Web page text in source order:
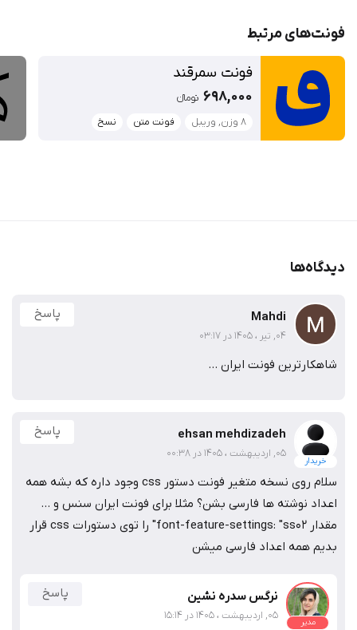
فونت‌‌های مرتبط
فونت سمرقند
698,000 تومان‫ء‬‫
8 وزن, وریبل
فونت متن نسخ
دیدگاه‌ها
Mahdi
04, تیر ، 1405 در 03:17
پاسخ
شاهکارترین فونت ایران ...
خریدار
ehsan mehdizadeh
05, اردیبهشت ، 1405 در 00:38
پاسخ
سلام روی نسخه متغیر فونت دستور css وجود داره که بشه همه
اعداد نوشته ها فارسی بشن؟ مثلا برای فونت ایران سنس و ...
مقدار font-feature-settings: "ss02" را توی دستورات css قرار
بدیم همه اعداد فارسی میشن
مدیر
نرگس سدره نشین
05, اردیبهشت ، 1405 در 15:14
پاسخ